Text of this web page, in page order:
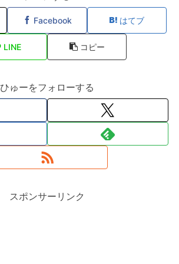
Facebook はてブ
LINE コピー
ひゅーをフォローする
スポンサーリンク